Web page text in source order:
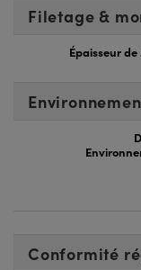
Filetage &
Épaisseur
Conformité